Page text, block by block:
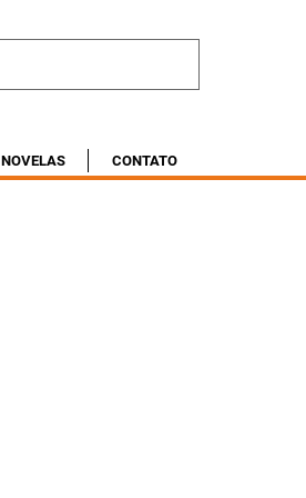
NOVELAS CONTATO